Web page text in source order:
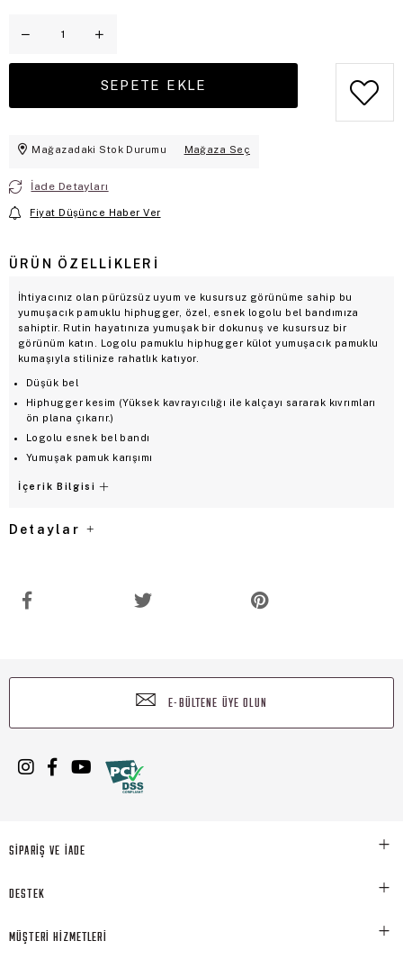
Mağazadaki Stok Durumu Mağaza Seç
İade Detayları
Fiyat Düşünce Haber Ver
ÜRÜN ÖZELLIKLERI
İhtiyacınız olan pürüzsüz uyum ve kusursuz görünüme sahip bu
yumuşacık pamuklu hiphugger, özel, esnek logolu bel bandımıza
sahiptir. Rutin hayatınıza yumuşak bir dokunuş ve kusursuz bir
görünüm katın. Logolu pamuklu hiphugger külot yumuşacık pamuklu
kumaşıyla stilinize rahatlık katıyor.
Düşük bel
Hiphugger kesim (Yüksek kavrayıcılığı ile kalçayı sararak kıvrımları
ön plana çıkarır.)
Logolu esnek bel bandı
Yumuşak pamuk karışımı
İçerik Bilgisi
Detaylar
E-BÜLTENE ÜYE OLUN
SİPARİŞ VE İADE
DESTEK
MÜŞTERİ HİZMETLERİ